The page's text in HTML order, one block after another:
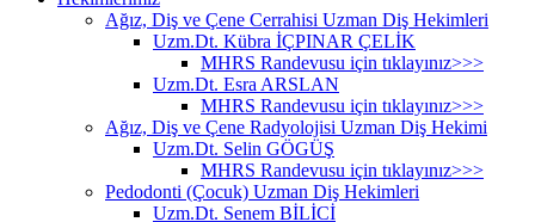
Ağız, Diş ve Çene Cerrahisi Uzman Diş Hekimleri
Uzm.Dt. Kübra İÇPINAR ÇELİK
MHRS Randevusu için tıklayınız>>>
Uzm.Dt. Esra ARSLAN
MHRS Randevusu için tıklayınız>>>
Ağız, Diş ve Çene Radyolojisi Uzman Diş Hekimi
Uzm.Dt. Selin GÖGÜŞ
MHRS Randevusu için tıklayınız>>>
Pedodonti (Çocuk) Uzman Diş Hekimleri
Uzm.Dt. Senem BİLİCİ